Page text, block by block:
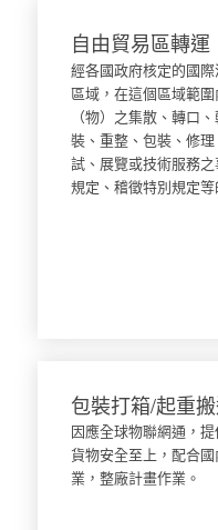
自由貿易區轉運
經各國政府核定的國
區域，在這個區域範
（物）之集散、轉口
裝、重整、包裝、修
試、展覽或技術服務
規定、稽徵特別規定等
包裝打箱/起重
因應全球物聯網通，
貨物安全至上，配合
業，整廠計畫作業。